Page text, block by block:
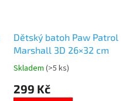
Dětský batoh Paw Patrol
Marshall 3D 26×32 cm
Průměrné
produktu
Skladem (>5 ks)
299 Kč